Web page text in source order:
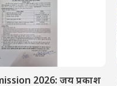
2026: जय प्रकाश